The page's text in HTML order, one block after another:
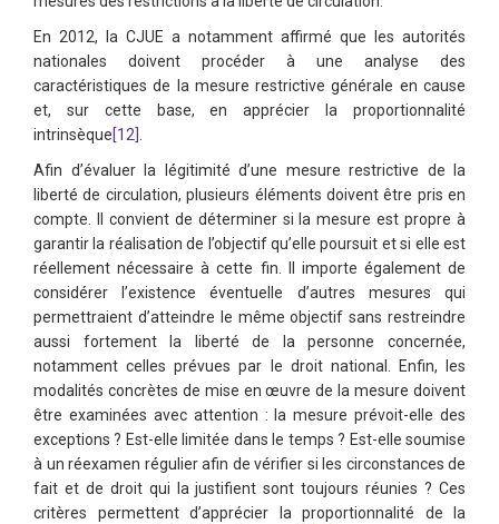
En 2012, la CJUE a notamment affirmé que les autorités
nationales doivent procéder à une analyse des
caractéristiques de la mesure restrictive générale en cause
et, sur cette base, en apprécier la proportionnalité
intrinsèque[12] .
Afin d’évaluer la légitimité d’une mesure restrictive de la
liberté de circulation, plusieurs éléments doivent être pris en
compte. Il convient de déterminer si la mesure est propre à
garantir la réalisation de l’objectif qu’elle poursuit et si elle est
réellement nécessaire à cette fin. Il importe également de
considérer l’existence éventuelle d’autres mesures qui
permettraient d’atteindre le même objectif sans restreindre
aussi fortement la liberté de la personne concernée,
notamment celles prévues par le droit national. Enfin, les
modalités concrètes de mise en œuvre de la mesure doivent
être examinées avec attention : la mesure prévoit-elle des
exceptions ? Est-elle limitée dans le temps ? Est-elle soumise
à un réexamen régulier afin de vérifier si les circonstances de
fait et de droit qui la justifient sont toujours réunies ? Ces
critères permettent d’apprécier la proportionnalité de la